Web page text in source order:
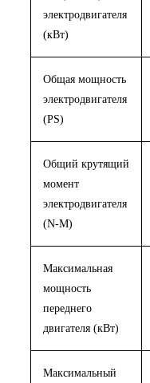
электродвигателя
(кВт)
Общая мощность
электродвигателя
(PS)
Общий крутящий
момент
электродвигателя
(N-M)
Максимальная
мощность
переднего
двигателя (кВт)
Максимальный